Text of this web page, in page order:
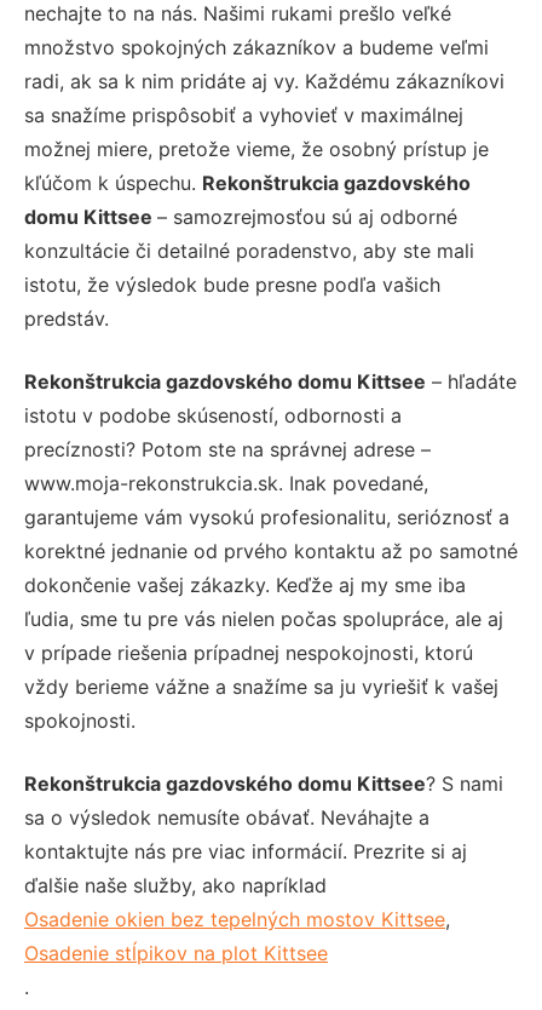
nechajte to na nás. Našimi rukami prešlo veľké
množstvo spokojných zákazníkov a budeme veľmi
radi, ak sa k nim pridáte aj vy. Každému zákazníkovi
sa snažíme prispôsobiť a vyhovieť v maximálnej
možnej miere, pretože vieme, že osobný prístup je
kľúčom k úspechu. Rekonštrukcia gazdovského
domu Kittsee – samozrejmosťou sú aj odborné
konzultácie či detailné poradenstvo, aby ste mali
istotu, že výsledok bude presne podľa vašich
predstáv.
Rekonštrukcia gazdovského domu Kittsee – hľadáte
istotu v podobe skúseností, odbornosti a
precíznosti? Potom ste na správnej adrese –
www.moja-rekonstrukcia.sk. Inak povedané,
garantujeme vám vysokú profesionalitu, serióznosť a
korektné jednanie od prvého kontaktu až po samotné
dokončenie vašej zákazky. Keďže aj my sme iba
ľudia, sme tu pre vás nielen počas spolupráce, ale aj
v prípade riešenia prípadnej nespokojnosti, ktorú
vždy berieme vážne a snažíme sa ju vyriešiť k vašej
spokojnosti.
Rekonštrukcia gazdovského domu Kittsee? S nami
sa o výsledok nemusíte obávať. Neváhajte a
kontaktujte nás pre viac informácií. Prezrite si aj
ďalšie naše služby, ako napríklad
Osadenie okien bez tepelných mostov Kittsee,
Osadenie stĺpikov na plot Kittsee
.